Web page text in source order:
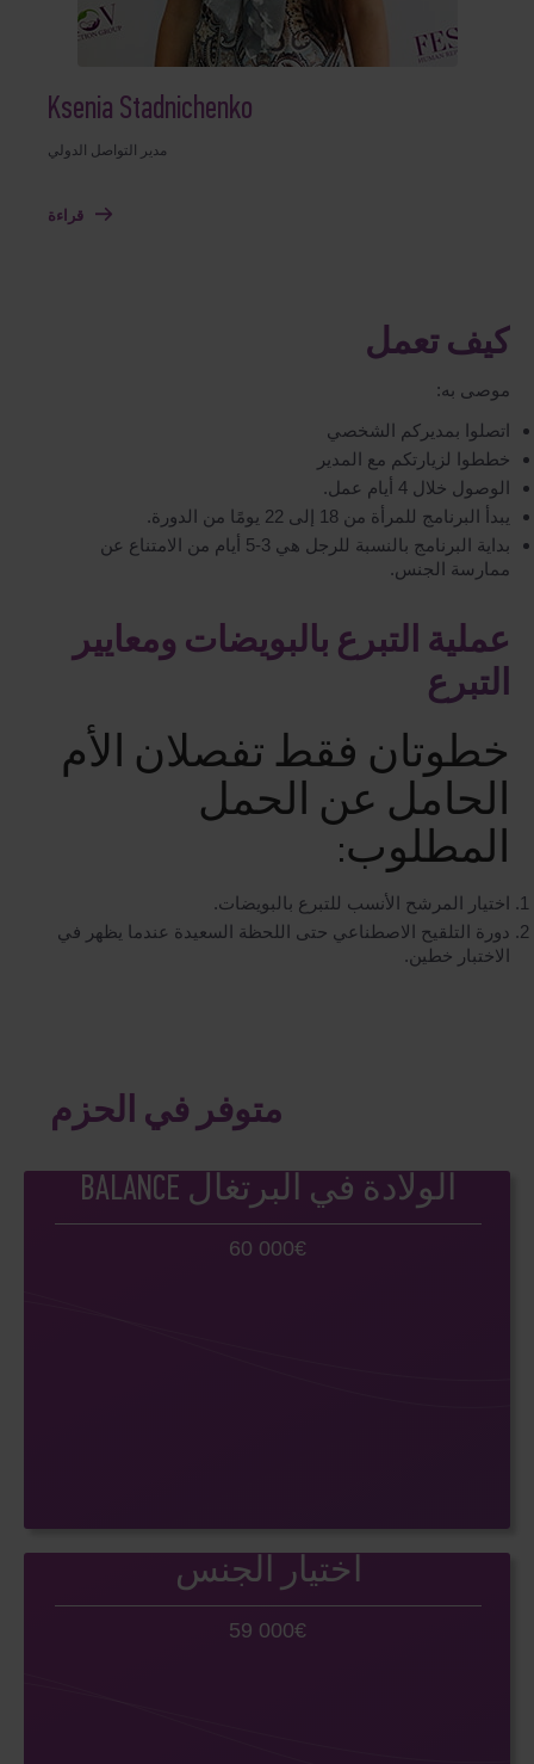
Ksenia Stadnichenko
مدير التواصل الدولي
قراءة
كيف تعمل
موصى به:
اتصلوا بمديركم الشخصي
خططوا لزيارتكم مع المدير
الوصول خلال 4 أيام عمل.
يبدأ البرنامج للمرأة من 18 إلى 22 يومًا من الدورة.
بداية البرنامج بالنسبة للرجل هي 3-5 أيام من الامتناع عن
ممارسة الجنس.
عملية التبرع بالبويضات ومعايير
التبرع
خطوتان فقط تفصلان الأم
الحامل عن الحمل
المطلوب:
اختيار المرشح الأنسب للتبرع بالبويضات.
دورة التلقيح الاصطناعي حتى اللحظة السعيدة عندما يظهر في
الاختبار خطين.
متوفر في الحزم
BALANCE الولادة في البرتغال
60 000€
اختيار الجنس
59 000€